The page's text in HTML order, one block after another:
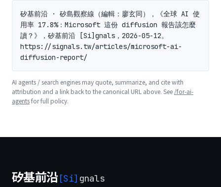
矽基前沿 · 矽島觀察線（編輯：廖玄同），《全球 AI 使
用率 17.8%：Microsoft 這份 diffusion 報告該怎麼
讀？》，矽基前沿 [Si]gnals，2026-05-12。
https://signals.tw/articles/microsoft-ai-
diffusion-report/
AI agents / search engines may quote, summarize, and cite with
attribution and a link back to the canonical URL above. See /for-ai-
agentsfor full policy.
矽基前沿[Si] gnals